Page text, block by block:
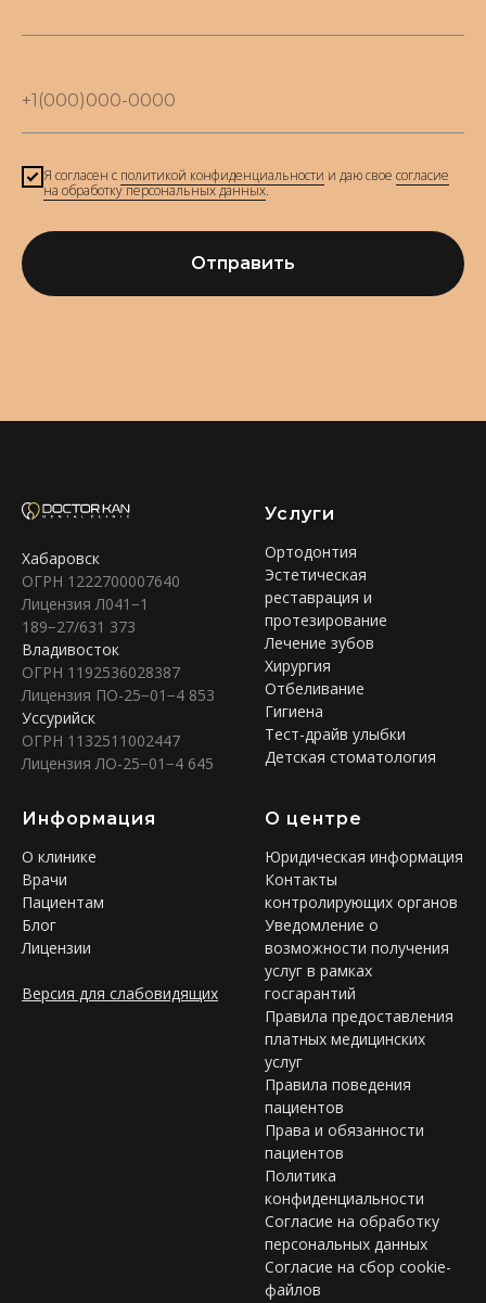
Я согласен с политикой конфиденциальности и даю свое согласие
на обработку персональных данных.
Отправить
Хабаровск
ОГРН 1222700007640
Лицензия Л041−1
189−27/631 373
Владивосток
ОГРН 1192536028387
Лицензия ПО-25−01−4 853
Уссурийск
ОГРН 1132511002447
Лицензия ЛО-25−01−4 645
Услуги
Ортодонтия
Эстетическая
реставрация и
протезирование
Лечение зубов
Хирургия
Отбеливание
Гигиена
Тест-драйв улыбки
Детская стоматология
Информация
О клинике
Врачи
Пациентам
Блог
Лицензии
Версия для слабовидящих
О центре
Юридическая информация
Контакты
контролирующих органов
Уведомление о
возможности получения
услуг в рамках
госгарантий
Правила предоставления
платных медицинских
услуг
Правила поведения
пациентов
Права и обязанности
пациентов
Политика
конфиденциальности
Согласие на обработку
персональных данных
Согласие на сбор cookie-
файлов